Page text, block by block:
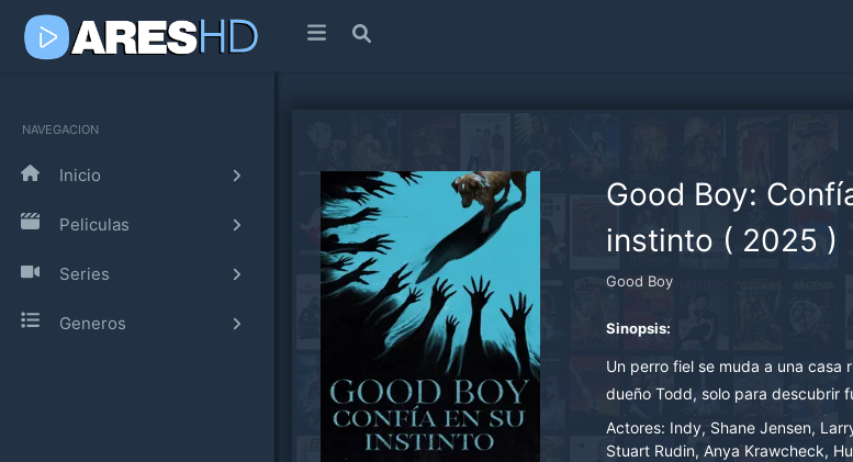
NAVEGACION
Inicio
Peliculas
Series
Generos
Good Boy:
instinto ( 2025 )
Good Boy
Sinopsis:
Un perro fiel se muda a una casa
dueño Todd, solo para descubrir
sobrenaturales acechando en las
Mientras entidades oscuras
Actores: Indy, Shane Jensen,
Stuart Rudin, Anya Krawcheck,